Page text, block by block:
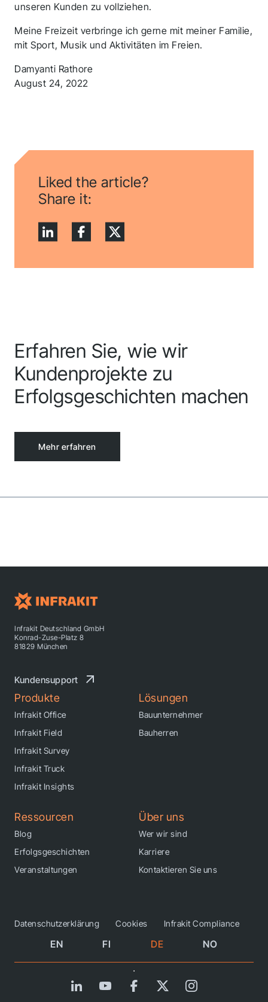
unseren Kunden zu vollziehen.
Meine Freizeit verbringe ich gerne mit meiner Familie,
mit Sport, Musik und Aktivitäten im Freien.
Damyanti Rathore
August 24, 2022
Liked the article?
Share it:
Erfahren Sie, wie wir
Kundenprojekte zu
Erfolgsgeschichten machen
Mehr erfahren
Produkte
Infrakit Office
Infrakit Field
Infrakit Survey
Infrakit Truck
Infrakit Insights
Lösungen
Bauunternehmer
Bauherren
Ressourcen
Blog
Erfolgsgeschichten
Veranstaltungen
Über uns
Wer wir sind
Karriere
Kontaktieren Sie uns
Infrakit Deutschland GmbH
Konrad-Zuse-Platz 8
81829 München
Kundensupport
Datenschutzerklärung Cookies Infrakit Compliance
EN FI DE NO
Vielen Dank für Ihre
Bewerbung! Wir
melden uns in Kürze
bei Ihnen.